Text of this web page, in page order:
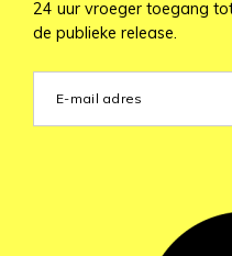
24 uur vroeger toegang
de publieke release.